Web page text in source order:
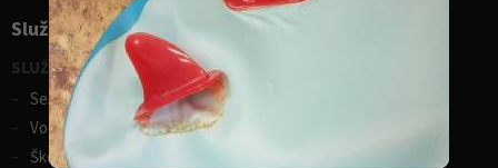
Služby pro sporty
SLUŽBY - vodní sporty
Servis lodí a člunů
Vodácká půjčovna lodí
Škola eskymování